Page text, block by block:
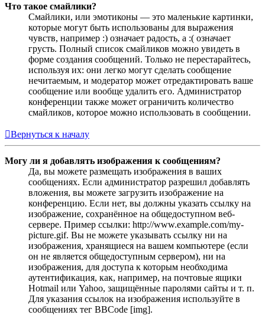
Что такое смайлики?
Смайлики, или эмотиконы — это маленькие картинки,
которые могут быть использованы для выражения
чувств, например :) означает радость, а :( означает
грусть. Полный список смайликов можно увидеть в
форме создания сообщений. Только не перестарайтесь,
используя их: они легко могут сделать сообщение
нечитаемым, и модератор может отредактировать ваше
сообщение или вообще удалить его. Администратор
конференции также может ограничить количество
смайликов, которое можно использовать в сообщении.
Вернуться к началу
Могу ли я добавлять изображения к сообщениям?
Да, вы можете размещать изображения в ваших
сообщениях. Если администратор разрешил добавлять
вложения, вы можете загрузить изображение на
конференцию. Если нет, вы должны указать ссылку на
изображение, сохранённое на общедоступном веб-
сервере. Пример ссылки: http://www.example.com/my-
picture.gif. Вы не можете указывать ссылку ни на
изображения, хранящиеся на вашем компьютере (если
он не является общедоступным сервером), ни на
изображения, для доступа к которым необходима
аутентификация, как, например, на почтовые ящики
Hotmail или Yahoo, защищённые паролями сайты и т. п.
Для указания ссылок на изображения используйте в
сообщениях тег BBCode [img].